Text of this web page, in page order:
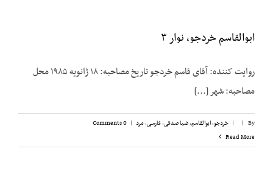
ابوالقاسم خردجو، نوار ۳
روایت کننده: آقای قاسم خردجو تاریخ مصاحبه: ۱۸ ژانویه ۱۹۸۵ محل
مصاحبه: شهر [...]
By
|
| خردجو، ابوالقاسم,ضیا صدقی,فارسی,مرد |
0 Comments
Read More